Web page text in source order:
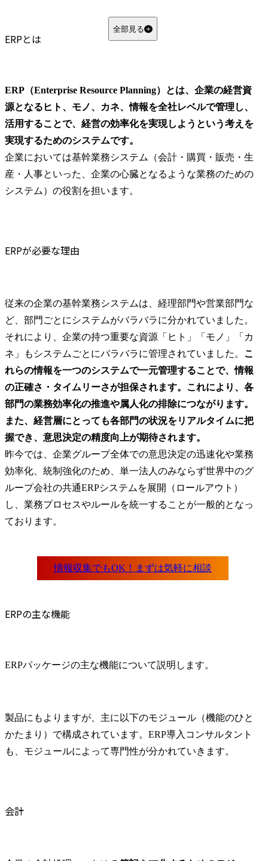
MyVision編集部の独自見解
Microsoft Dynamics 365 for Finance and Operations
Oracle Fusion Cloud ERP
Oracle NetSuite
OBIC7
用友
ERP導入に強みのあるコンサルティングファーム
アクセンチュア
アバナード
全部見る
ERPとは
ERP（Enterprise Resource Planning）とは、企業の経営資
源となるヒト、モノ、カネ、情報を全社レベルで管理し、
活用することで、経営の効率化を実現しようという考えを
実現するためのシステムです。
企業においては基幹業務システム（会計・購買・販売・生
産・人事といった、企業の心臓となるような業務のための
システム）の役割を担います。
ERPが必要な理由
従来の企業の基幹業務システムは、経理部門や営業部門な
ど、部門ごとにシステムがバラバラに分かれていました。
それにより、企業の持つ重要な資源「ヒト」「モノ」「カ
ネ」もシステムごとにバラバラに管理されていました。 こ
れらの情報を一つのシステムで一元管理することで、情報
の正確さ・タイムリーさが担保されます。これにより、各
部門の業務効率化の推進や属人化の排除につながります。
また、経営層にとっても各部門の状況をリアルタイムに把
握でき、意思決定の精度向上が期待されます。
昨今では、企業グループ全体での意思決定の迅速化や業務
効率化、統制強化のため、単一法人のみならず世界中のグ
ループ会社の共通ERPシステムを展開（ロールアウト）
し、業務プロセスやルールを統一することが一般的となっ
ております。
ERPの主な機能
ERPパッケージの主な機能について説明します。
製品にもよりますが、主に以下のモジュール（機能のひと
かたまり）で構成されています。ERP導入コンサルタント
も、モジュールによって専門性が分かれていきます。
会計